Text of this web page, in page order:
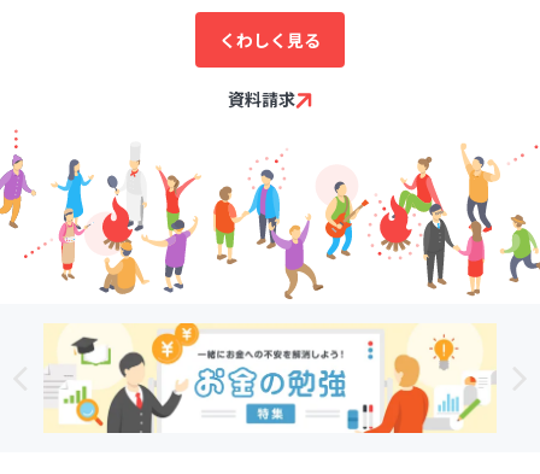
くわしく見る
資料請求